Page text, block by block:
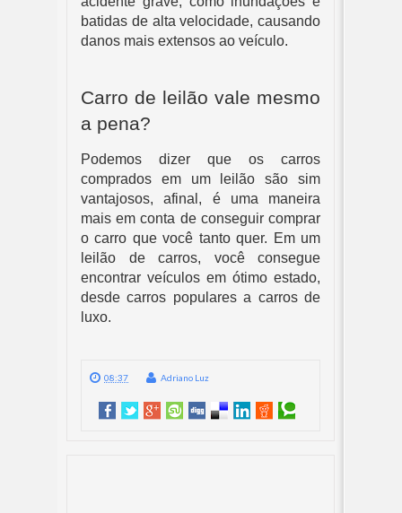
batidas de alta velocidade, causando
danos mais extensos ao veículo.
Carro de leilão vale mesmo
a pena?
Podemos dizer que os carros
comprados em um leilão são sim
vantajosos, afinal, é uma maneira
mais em conta de conseguir comprar
o carro que você tanto quer. Em um
leilão de carros, você consegue
encontrar veículos em ótimo estado,
desde carros populares a carros de
luxo.
08:37 Adriano Luz